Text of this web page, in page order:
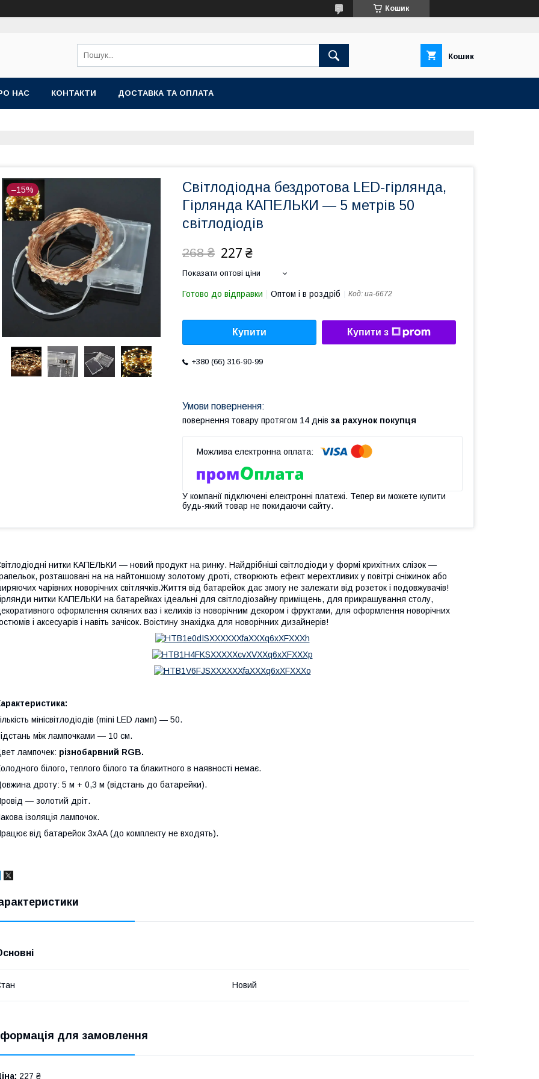
Кошик
Кошик
НАС КОНТАКТИ ДОСТАВКА ТА ОПЛАТА
–15%
Світлодіодна бездротова LED-гірлянда,
Гірлянда КАПЕЛЬКИ — 5 метрів 50
світлодіодів
268 ₴ 227 ₴
Показати оптові ціни
Готово до відправки Оптом і в роздріб Код: ua-6672
Купити Купити з
+380 (66) 316-90-99
повернення товару протягом 14 днів за рахунок покупця
У компанії підключені електронні платежі. Тепер ви можете купити
будь-який товар не покидаючи сайту.
нитки КАПЕЛЬКИ — новий продукт на ринку. Найдрібніші світлодіоди у формі крихітних слізок —
розташовані на на найтоншому золотому дроті, створюють ефект мерехтливих у повітрі сніжинок або
чарівних новорічних світлячків.Життя від батарейок дає змогу не залежати від розеток і подовжувачів!
нитки КАПЕЛЬКИ на батарейках ідеальні для світлодіозайну приміщень, для прикрашування столу,
оформлення скляних ваз і келихів із новорічним декором і фруктами, для оформлення новорічних
і аксесуарів і навіть зачісок. Воістину знахідка для новорічних дизайнерів!
мінісвітлодіодів (mini LED ламп) — 50.
між лампочками — 10 см.
лампочек: різнобарвний RGB.
білого, теплого білого та блакитного в наявності немає.
дроту: 5 м + 0,3 м (відстань до батарейки).
— золотий дріт.
ізоляція лампочок.
від батарейок 3хАА (до комплекту не входять).
Новий
для замовлення
227 ₴